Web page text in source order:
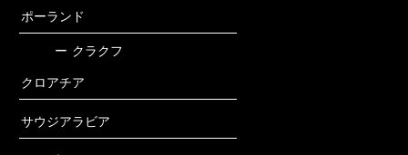
ポーランド
ー クラクフ
クロアチア
サウジアラビア